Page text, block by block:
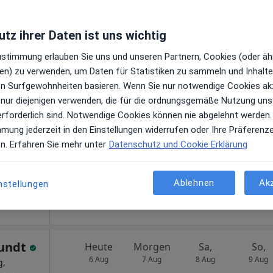
Heute
6 Aug
Morgen
7 Aug
Sa,
8 Aug
So,
9 Aug
Online-Terminbuchung nicht verfügbar
Terminanfrage senden
Heute
6 Aug
Morgen
7 Aug
Sa,
8 Aug
So,
9 Aug
ihrer Daten ist uns wichtig
erlauben Sie uns und unseren Partnern, Cookies (oder
zu verwenden, um Daten für Statistiken zu sammeln und
Surfgewohnheiten basieren. Wenn Sie nur notwendige Cookies
diejenigen verwenden, die für die ordnungsgemäße Nutzung
sind. Notwendige Cookies können nie abgelehnt werden.
jederzeit in den Einstellungen widerrufen oder Ihre
Erfahren Sie mehr unter Datenschutz und Cookie Erklärung
Ablehnen